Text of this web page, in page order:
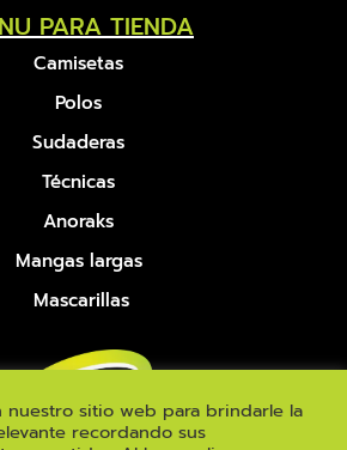
PARA TIENDA
Camisetas
Polos
Sudaderas
Técnicas
Anoraks
Mangas largas
Mascarillas
nuestro sitio web para brindarle la
recordando sus